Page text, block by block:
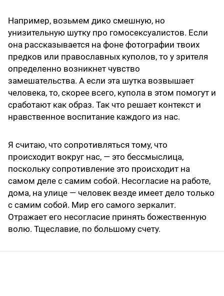
Например, возьмем дико смешную, но
унизительную шутку про гомосексуалистов. Если
она рассказывается на фоне фотографии твоих
предков или православных куполов, то у зрителя
определенно возникнет чувство
замешательства. А если эта шутка возвышает
человека, то, скорее всего, купола в этом помогут и
сработают как образ. Так что решает контекст и
нравственное воспитание каждого из нас.
Я считаю, что сопротивляться тому, что
происходит вокруг нас, — это бессмыслица,
поскольку сопротивление это происходит на
самом деле с самим собой. Несогласие на работе,
дома, на улице — человек везде имеет дело только
с самим собой. Мир его самого зеркалит.
Отражает его несогласие принять божественную
волю. Тщеславие, по большому счету.